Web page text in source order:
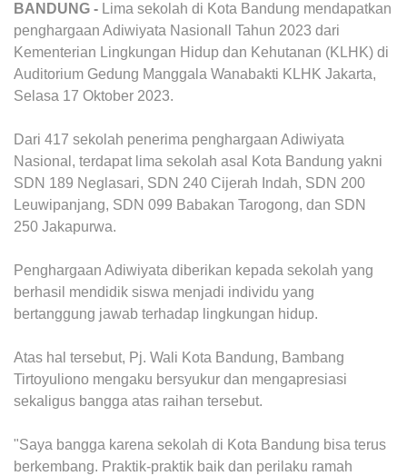
BANDUNG - Lima sekolah di Kota Bandung mendapatkan
penghargaan Adiwiyata Nasionall Tahun 2023 dari
Kementerian Lingkungan Hidup dan Kehutanan (KLHK) di
Auditorium Gedung Manggala Wanabakti KLHK Jakarta,
Selasa 17 Oktober 2023.
Dari 417 sekolah penerima penghargaan Adiwiyata
Nasional, terdapat lima sekolah asal Kota Bandung yakni
SDN 189 Neglasari, SDN 240 Cijerah Indah, SDN 200
Leuwipanjang, SDN 099 Babakan Tarogong, dan SDN
250 Jakapurwa.
Penghargaan Adiwiyata diberikan kepada sekolah yang
berhasil mendidik siswa menjadi individu yang
bertanggung jawab terhadap lingkungan hidup.
Atas hal tersebut, Pj. Wali Kota Bandung, Bambang
Tirtoyuliono mengaku bersyukur dan mengapresiasi
sekaligus bangga atas raihan tersebut.
"Saya bangga karena sekolah di Kota Bandung bisa terus
berkembang. Praktik-praktik baik dan perilaku ramah